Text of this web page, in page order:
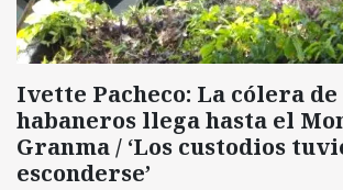
Ivette Pacheco: La cólera de
habaneros llega hasta el
Granma / ‘Los custodios
esconderse’